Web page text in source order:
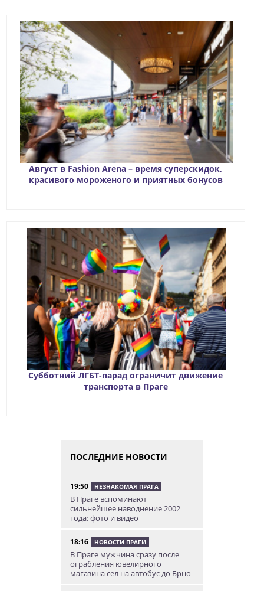
Август в Fashion Arena – время суперскидок,
красивого мороженого и приятных бонусов
Субботний ЛГБТ-парад ограничит движение
транспорта в Праге
ПОСЛЕДНИЕ НОВОСТИ
19:50 НЕЗНАКОМАЯ ПРАГА
В Праге вспоминают
сильнейшее наводнение 2002
года: фото и видео
18:16 НОВОСТИ ПРАГИ
В Праге мужчина сразу после
ограбления ювелирного
магазина сел на автобус до Брно